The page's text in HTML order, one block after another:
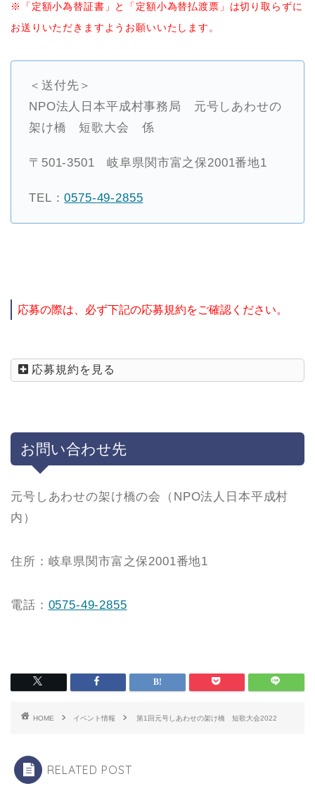
※「定額小為替証書」と「定額小為替払渡票」は切り取らずに
お送りいただきますようお願いいたします。
＜送付先＞
NPO法人日本平成村事務局 元号しあわせの
架け橋 短歌大会 係
〒501-3501 岐阜県関市富之保2001番地1
TEL：0575-49-2855
応募の際は、必ず下記の応募規約をご確認ください。
応募規約を見る
お問い合わせ先
元号しあわせの架け橋の会（NPO法人日本平成村
内）
住所：岐阜県関市富之保2001番地1
電話： 0575-49-2855
HOME イベント情報 第1回元号しあわせの架け橋 短歌大会2022
RELATED POST